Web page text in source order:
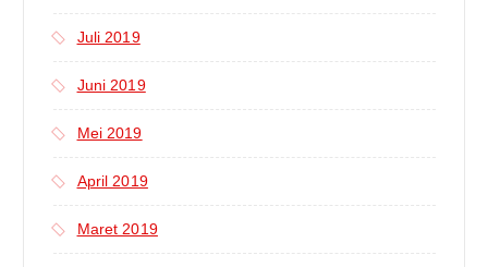
Juli 2019
Juni 2019
Mei 2019
April 2019
Maret 2019